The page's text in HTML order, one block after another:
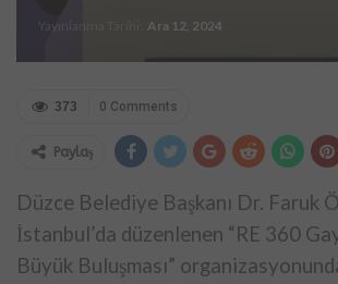
Yayınlanma Tarihi: Ara 12, 2024
0 Comments
373
Paylaş
Düzce Belediye Başkanı Dr. Faruk
İstanbul’da düzenlenen “RE 360
Büyük Buluşması”